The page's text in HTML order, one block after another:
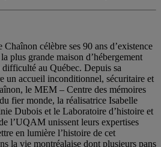
célèbre ses 90 ans d’existence
plus grande maison d’hébergement
au Québec. Depuis sa
un accueil inconditionnel, sécuritaire et
le MEM – Centre des mémoires
fier monde, la réalisatrice Isabelle
Dubois et le Laboratoire d’histoire et
l’UQAM unissent leurs expertises
en lumière l’histoire de cet
la vie montréalaise dont plusieurs pans